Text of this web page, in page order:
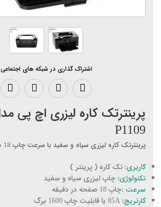
اشتراک گذاری در شبکه های اجتماعی
P1109
پرینترتک کاره لیزری سیاه و سفید با سرعت چاپ 18 صفحه در دقیقه
کاربری: تک کاره ( پرینتر )
تکنولوژی: چاپ لیزری سیاه و سفید
سرعت :چاپ 18 صفحه در دقیقه
کارتریج: